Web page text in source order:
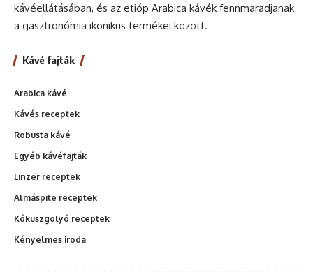
kávéellátásában, és az etióp Arabica kávék fennmaradjanak
a gasztronómia ikonikus termékei között.
Kávé fajták
Arabica kávé
Kávés receptek
Robusta kávé
Egyéb kávéfajták
Linzer receptek
Almáspite receptek
Kókuszgolyó receptek
Kényelmes iroda